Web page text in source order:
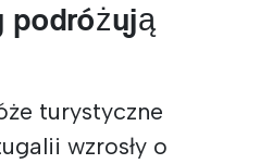
podróżują
turystyczne
wzrosły o